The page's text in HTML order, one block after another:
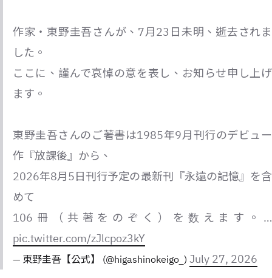
作家・東野圭吾さんが、7月23日未明、逝去されま
した。
ここに、謹んで哀悼の意を表し、お知らせ申し上げ
ます。
東野圭吾さんのご著書は1985年9月刊行のデビュー
作『放課後』から、
2026年8月5日刊行予定の最新刊『永遠の記憶』を含
めて
106冊（共著をのぞく）を数えます。…
pic.twitter.com/zJlcpoz3kY
— 東野圭吾【公式】 (@higashinokeigo_) July 27, 2026